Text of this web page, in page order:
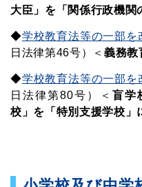
大臣」を「関係行政機関
◆学校教育法等の一部を
日法律第46号）＜義務教
◆学校教育法等の一部を
日法律第80号）＜ 盲学
校」を「特別支援学校」